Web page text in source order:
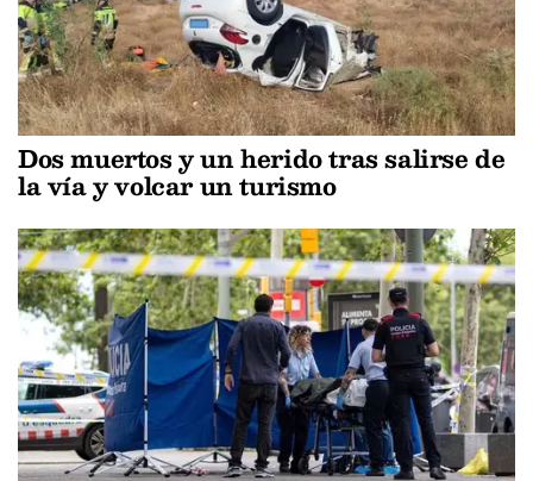
Dos muertos y un herido tras salirse de
la vía y volcar un turismo